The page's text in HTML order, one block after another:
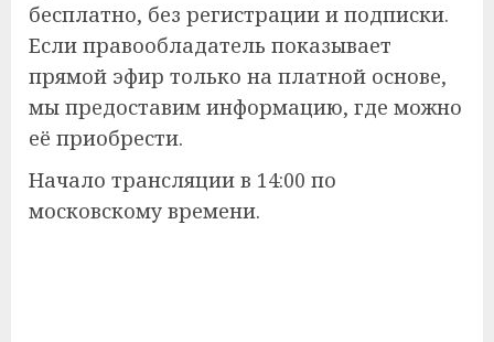
бесплатно, без регистрации и подписки.
Если правообладатель показывает
прямой эфир только на платной основе,
мы предоставим информацию, где можно
её приобрести.
Начало трансляции в 14:00 по
московскому времени.